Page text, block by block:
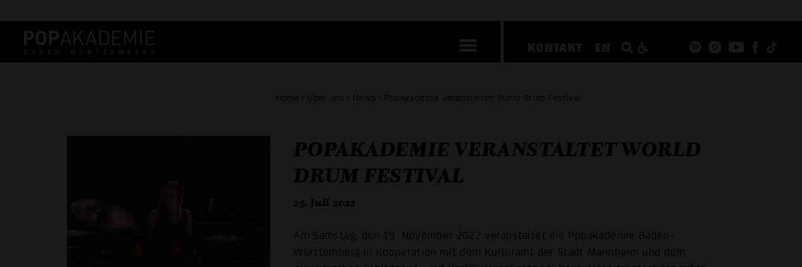
KONTAKT EN
Home / Über uns / News / Popakademie veranstaltet World Drum Festival
POPAKADEMIE VERANSTALTET WORLD
DRUM FESTIVAL
25. Juli 2022
Am Samstag, den 19. November 2022 veranstaltet die Popakademie Baden-
Württemberg in Kooperation mit dem Kulturamt der Stadt Mannheim und dem